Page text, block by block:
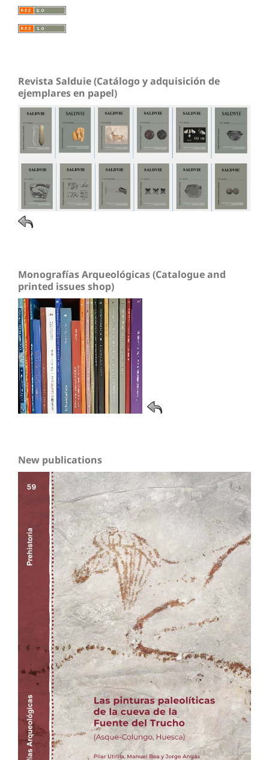
Revista Salduie (Catálogo y adquisición de
ejemplares en papel)
Monografías Arqueológicas (Catalogue and
printed issues shop)
New publications